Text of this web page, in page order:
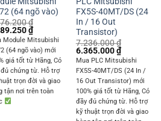
(64 ngõ vào)
₫
₫.
₫Current
price
is:
4.289.250 ₫.
Module Mitsubishi
(64 ngõ vào) mới
giá tốt từ Hãng, Có
chứng từ. Hỗ trợ
trọn đời và giao
tận nơi trên toàn
FX5S-40MT/DS (24
In / 16 Out
Transistor)
7.236.000₫
Original
price
was:
7.236.000 ₫.
6.365.000₫Current
price
is:
6.365.000
Mua PLC Mitsubishi
FX5S-40MT/DS (24 In /
16 Out Transistor) mới
100% giá tốt từ Hãng, Có
đầy đủ chứng từ. Hỗ trợ
kỹ thuật trọn đời và giao